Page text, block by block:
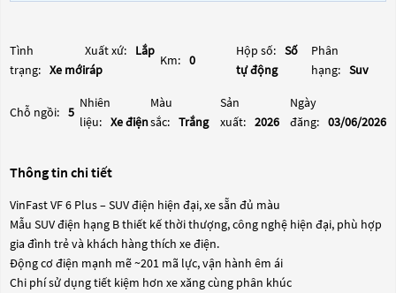
Tình
trạng: Xe mới
Xuất xứ:
Lắp
ráp
Km: 0
Hộp số: Số
tự động
Phân
hạng: Suv
Chỗ ngồi: 5
Nhiên
liệu: Xe điện
Màu
sắc: Trắng
Sản
xuất: 2026
Ngày
đăng: 03/06/2026
Thông tin chi tiết
VinFast VF 6 Plus – SUV điện hiện đại, xe sẵn đủ màu
Mẫu SUV điện hạng B thiết kế thời thượng, công nghệ hiện đại, phù hợp
gia đình trẻ và khách hàng thích xe điện.
Động cơ điện mạnh mẽ ~201 mã lực, vận hành êm ái
Chi phí sử dụng tiết kiệm hơn xe xăng cùng phân khúc